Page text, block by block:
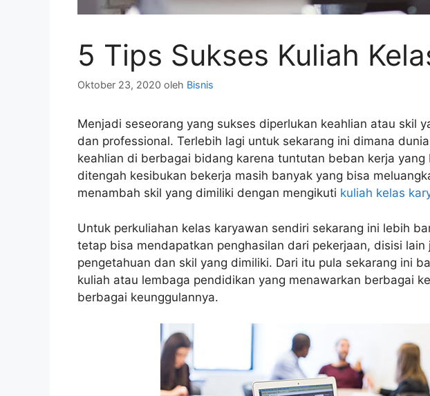
5 Tips Sukses Kuliah
Oktober 23, 2020 oleh Bisnis
Menjadi seseorang yang sukses diperlukan keahlian atau skil
dan professional. Terlebih lagi untuk sekarang ini dimana
keahlian di berbagai bidang karena tuntutan beban kerja yang
ditengah kesibukan bekerja masih banyak yang bisa
menambah skil yang dimiliki dengan mengikuti kuliah kelas
Untuk perkuliahan kelas karyawan sendiri sekarang ini lebih
tetap bisa mendapatkan penghasilan dari pekerjaan, disisi lain
pengetahuan dan skil yang dimiliki. Dari itu pula sekarang ini
kuliah atau lembaga pendidikan yang menawarkan berbagai
berbagai keunggulannya.